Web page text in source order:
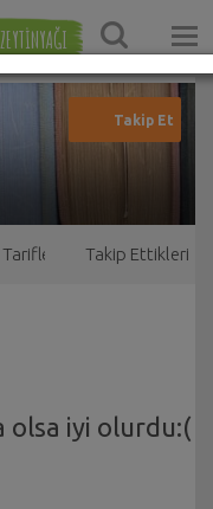
ZEYTİNYAĞI
Takip Ettikleri
olsa iyi olurdu:(